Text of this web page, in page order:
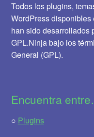
Todos los plugins,
WordPress disponibles
han sido desarrollados
GPL.Ninja bajo los
General (GPL).
Encuentra
○ Plugins